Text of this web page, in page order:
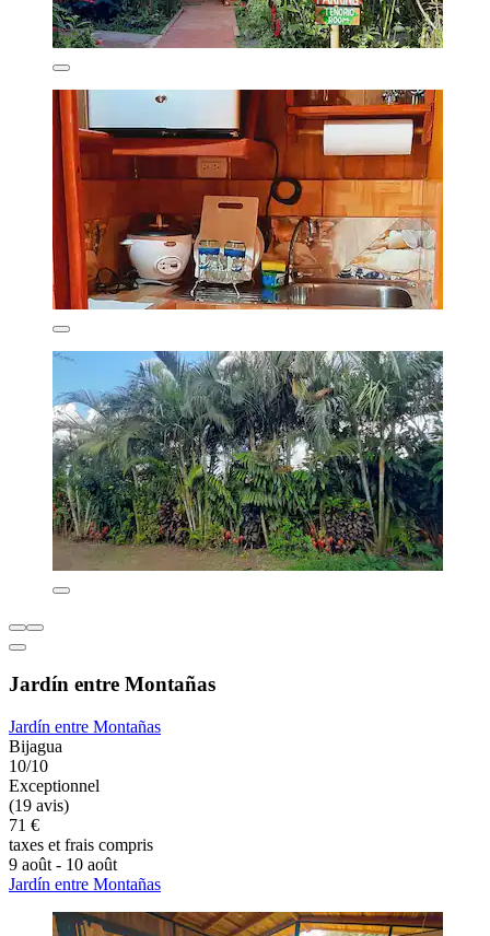
Jardín entre Montañas
Jardín entre Montañas
Bijagua
10/10
Exceptionnel
(19 avis)
71 €
taxes et frais compris
9 août - 10 août
Jardín entre Montañas